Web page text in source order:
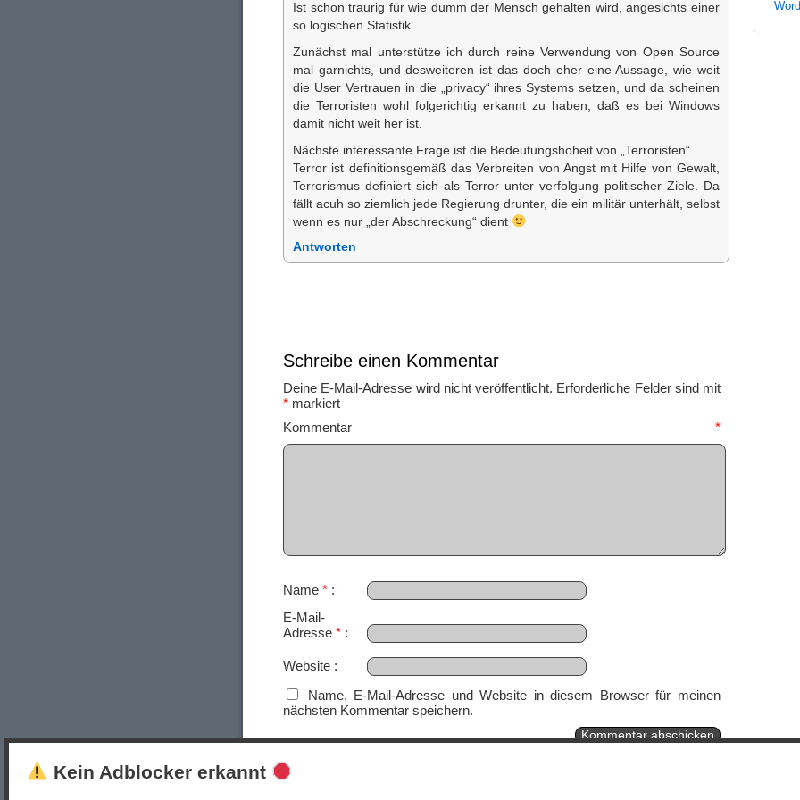
Ist schon traurig für wie dumm der Mensch gehalten wird, angesichts einer
so logischen Statistik.
Zunächst mal unterstütze ich durch reine Verwendung von Open Source
mal garnichts, und desweiteren ist das doch eher eine Aussage, wie weit
die User Vertrauen in die „privacy“ ihres Systems setzen, und da scheinen
die Terroristen wohl folgerichtig erkannt zu haben, daß es bei Windows
damit nicht weit her ist.
Nächste interessante Frage ist die Bedeutungshoheit von „Terroristen“.
Terror ist definitionsgemäß das Verbreiten von Angst mit Hilfe von Gewalt,
Terrorismus definiert sich als Terror unter verfolgung politischer Ziele. Da
fällt acuh so ziemlich jede Regierung drunter, die ein militär unterhält, selbst
wenn es nur „der Abschreckung“ dient
Antworten
Schreibe einen Kommentar
Deine E-Mail-Adresse wird nicht veröffentlicht. Erforderliche Felder sind mit
* markiert
Kommentar *
Name *
E-Mail-
Adresse *
Website
Name, E-Mail-Adresse und Website in diesem Browser für meinen
nächsten Kommentar speichern.
Kein Adblocker erkannt